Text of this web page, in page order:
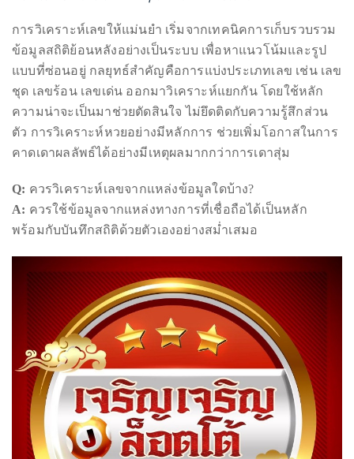
หลีกเลี่ยงความเชื่อผิดๆ เกี่ยวกับการเล่น
การวิเคราะห์เลขให้แม่นยำ เริ่มจากเทคนิคการเก็บรวบรวม
ข้อมูลสถิติย้อนหลังอย่างเป็นระบบ เพื่อหาแนวโน้มและรูป
แบบที่ซ่อนอยู่ กลยุทธ์สำคัญคือการแบ่งประเภทเลข เช่น เลข
ชุด เลขร้อน เลขเด่น ออกมาวิเคราะห์แยกกัน โดยใช้หลัก
ตัว การวิเคราะห์หวยอย่างมีหลักการ ช่วยเพิ่มโอกาสในการ
คาดเดาผลลัพธ์ได้อย่างมีเหตุผลมากกว่าการเดาสุ่ม
พร้อมกับบันทึกสถิติด้วยตัวเองอย่างสม่ำเสมอ